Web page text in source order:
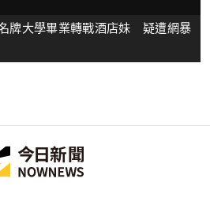
牌大學畢業轉戰酒店妹 疑遭網暴